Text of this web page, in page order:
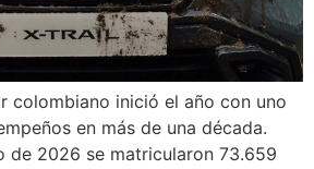
colombiano inició el año con uno
en más de una década.
de 2026 se matricularon 73.659